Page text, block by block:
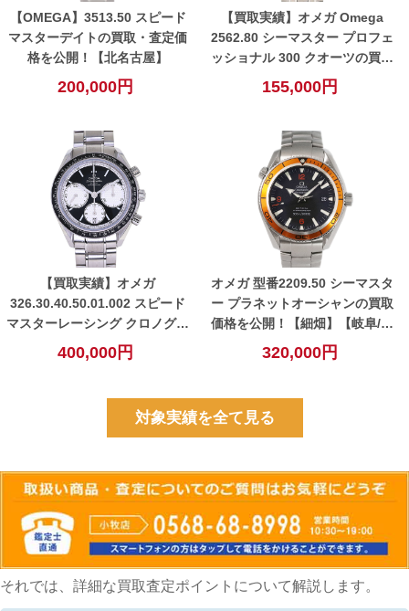
【OMEGA】3513.50 スピード
マスターデイトの買取・査定価
格を公開！【北名古屋】
200,000円
【買取実績】オメガ Omega
2562.80 シーマスター プロフェ
ッショナル 300 クオーツの買取
価格・査定ポイントを公開！
【小牧】
155,000円
【買取実績】オメガ
326.30.40.50.01.002 スピード
マスターレーシング クロノグラ
フの買取金額を公開！【小牧】
400,000円
オメガ 型番2209.50 シーマスタ
ー プラネットオーシャンの買取
価格を公開！【細畑】【岐阜/岐
南/関/美濃/一宮エリア】
320,000円
対象実績を全て見る
それでは、詳細な買取査定ポイントについて解説します。